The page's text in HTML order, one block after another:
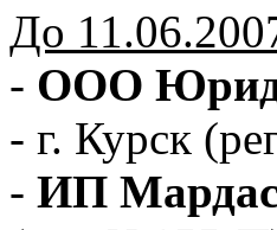
До
- ООО
- г. Курск
- ИП